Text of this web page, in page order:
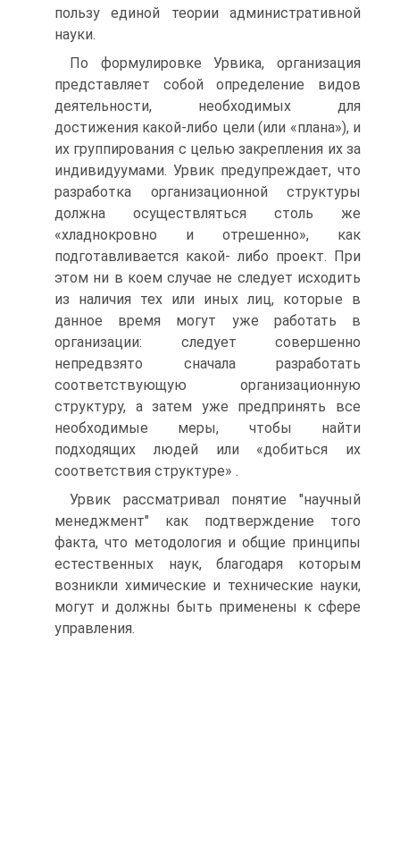
пользу единой теории административной
науки.
По формулировке Урвика, организация
представляет собой определение видов
деятельности, необходимых для
достижения какой-либо цели (или «плана»), и
их группирования с целью закрепления их за
индивидуумами. Урвик предупреждает, что
разработка организационной структуры
должна осуществляться столь же
«хладнокровно и отрешенно», как
подготавливается какой- либо проект. При
этом ни в коем случае не следует исходить
из наличия тех или иных лиц, которые в
данное время могут уже работать в
организации: следует совершенно
непредвзято сначала разработать
соответствующую организационную
структуру, а затем уже предпринять все
необходимые меры, чтобы найти
подходящих людей или «добиться их
соответствия структуре» .
Урвик рассматривал понятие "научный
менеджмент" как подтверждение того
факта, что методология и общие принципы
естественных наук, благодаря которым
возникли химические и технические науки,
могут и должны быть применены к сфере
управления.